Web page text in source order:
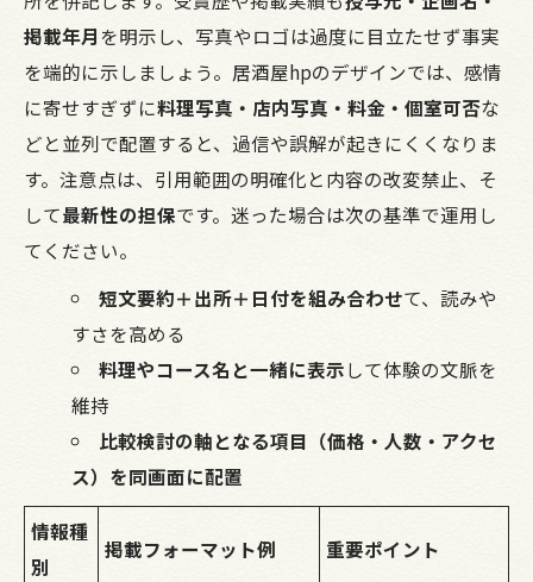
掲載年月を明示し、写真やロゴは過度に目立たせず事実
を端的に示しましょう。居酒屋hpのデザインでは、感情
に寄せすぎずに料理写真・店内写真・料金・個室可否な
どと並列で配置すると、過信や誤解が起きにくくなりま
す。注意点は、引用範囲の明確化と内容の改変禁止、そ
して最新性の担保です。迷った場合は次の基準で運用し
てください。
短文要約＋出所＋日付を組み合わせて、読みや
すさを高める
料理やコース名と一緒に表示して体験の文脈を
維持
比較検討の軸となる項目（価格・人数・アクセ
ス）を同画面に配置
情報種
別
掲載フォーマット例 重要ポイント